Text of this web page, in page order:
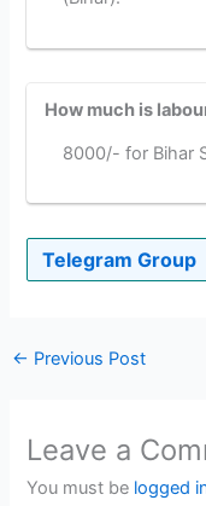
How much is
8000/- for Bihar
Telegram Group
← Previous Post
Leave a
You must be logged